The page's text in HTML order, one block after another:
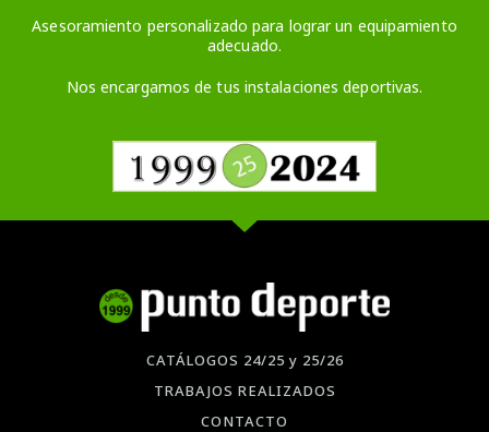
Asesoramiento personalizado para lograr un equipamiento
adecuado.
Nos encargamos de tus instalaciones deportivas.
CATÁLOGOS 24/25 y 25/26
TRABAJOS REALIZADOS
CONTACTO